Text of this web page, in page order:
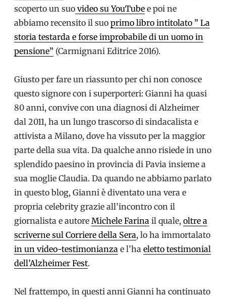
scoperto un suo video su YouTube e poi ne
abbiamo recensito il suo primo libro intitolato ” La
storia testarda e forse improbabile di un uomo in
pensione” (Carmignani Editrice 2016).
Giusto per fare un riassunto per chi non conosce
questo signore con i superporteri: Gianni ha quasi
80 anni, convive con una diagnosi di Alzheimer
dal 2011, ha un lungo trascorso di sindacalista e
attivista a Milano, dove ha vissuto per la maggior
parte della sua vita. Da qualche anno risiede in uno
splendido paesino in provincia di Pavia insieme a
sua moglie Claudia. Da quando ne abbiamo parlato
in questo blog, Gianni è diventato una vera e
propria celebrity grazie all’incontro con il
giornalista e autore Michele Farina il quale, oltre a
scriverne sul Corriere della Sera, lo ha immortalato
in un video-testimonianza e l’ha eletto testimonial
dell’Alzheimer Fest.
Nel frattempo, in questi anni Gianni ha continuato